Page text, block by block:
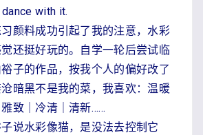
with it.
颜料成功引起了我的注意，水彩
还挺好玩的。自学一轮后尝试临
子的作品，按我个人的偏好改了
暗黑不是我的菜，我喜欢：温暖
雅致｜冷清｜清新……
说水彩像猫，是没法去控制它